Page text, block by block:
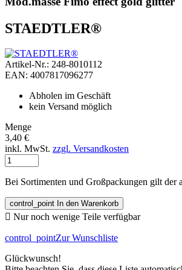
STAEDTLER®
Artikel-Nr.: 248-8010112
EAN: 4007817096277
Abholen im Geschäft
kein Versand möglich
Menge
3,40 €
inkl. MwSt. zzgl. Versandkosten
Bei Sortimenten und Großpackungen gilt der
control_point In den Warenkorb
 Nur noch wenige Teile verfügbar
control_pointZur Wunschliste
Glückwunsch!